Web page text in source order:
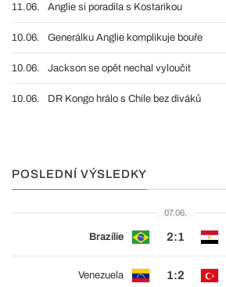
11.06. Anglie si poradila s Kostarikou
10.06. Generálku Anglie komplikuje bouře
10.06. Jackson se opět nechal vyloučit
10.06. DR Kongo hrálo s Chile bez diváků
POSLEDNÍ VÝSLEDKY
07.06.
Brazílie 2:1
Venezuela 1:2